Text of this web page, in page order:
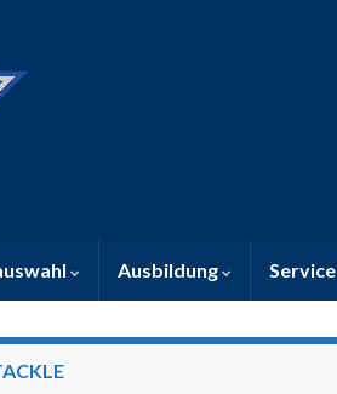
Ausbildung Service